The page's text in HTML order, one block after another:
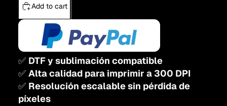
Add to cart
✅ DTF y sublimación compatible
✅ Alta calidad para imprimir a 300 DPI
✅ Resolución escalable sin pérdida de
píxeles